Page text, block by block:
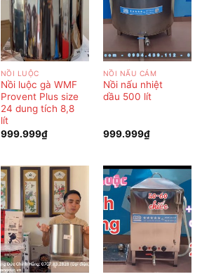
NỒI LUỘC
Nồi luộc gà WMF
Provent Plus size
24 dung tích 8,8
lít
999.999₫
NỒI NẤU CÁM
Nồi nấu nhiệt
dầu 500 lít
999.999₫